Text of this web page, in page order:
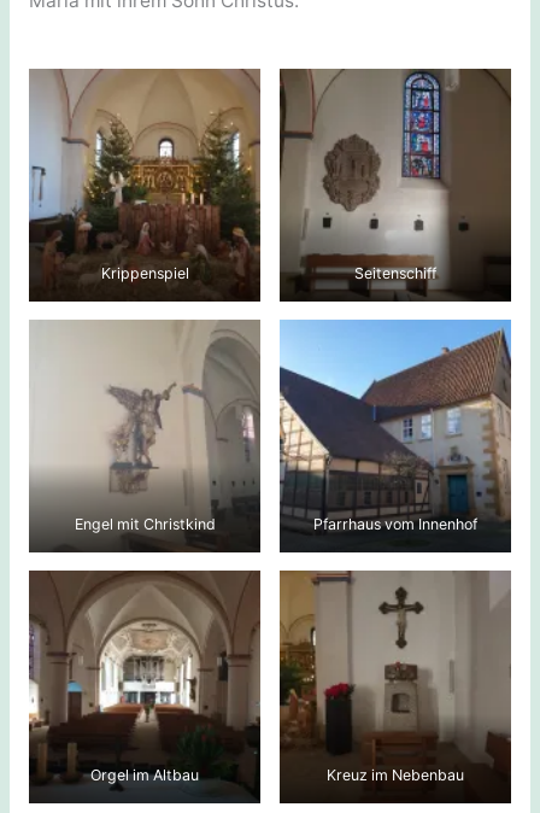
Krippenspiel Seitenschiff
Engel mit Christkind Pfarrhaus vom Innenhof
Orgel im Altbau Kreuz im Nebenbau